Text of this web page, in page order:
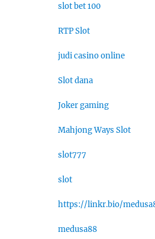
slot bet 100
RTP Slot
judi casino online
Slot dana
Joker gaming
Mahjong Ways Slot
slot777
slot
https://linkr.bio/
medusa88